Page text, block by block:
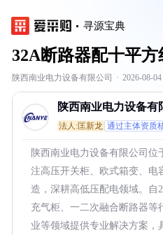
寻源宝典
32A断路器配十平
陕西南业电力设备有限公司 · 2026-08-
陕西南业电力设备有
法人:匡新龙 通过主体资质
陕西南业电力设备有限公司
注高压开关柜、欧式箱变、电
造，深耕高低压配电领域。自
充气柜、一二次融合断路器等
业等领域提供专业解决方案，